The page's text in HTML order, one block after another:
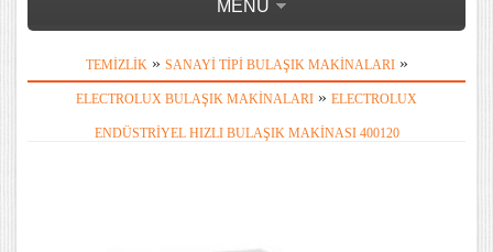
MENU
TEMIZLIK » SANAYI TIPI BULAŞIK MAKINALARI»
ELECTROLUX BULAŞIK MAKINALARI » ELECTROLUX
ENDÜSTRIYEL HIZLI BULAŞIK MAKINASI 400120